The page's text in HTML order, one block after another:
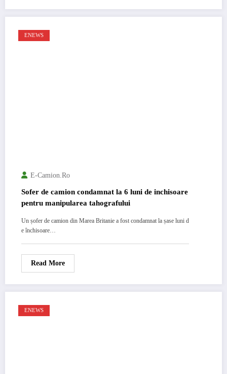
ENEWS
E-Camion.ro
Sofer de camion condamnat la 6 luni de inchisoare
pentru manipularea tahografului
Un șofer de camion din Marea Britanie a fost condamnat la șase luni d
e închisoare…
Read More
ENEWS